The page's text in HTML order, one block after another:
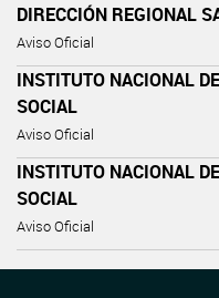
DIRECCIÓN REGIONAL
Aviso Oficial
INSTITUTO NACIONAL
SOCIAL
Aviso Oficial
INSTITUTO NACIONAL
SOCIAL
Aviso Oficial